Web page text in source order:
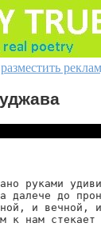
разместить
руками
далече до
и вечной,
к нам